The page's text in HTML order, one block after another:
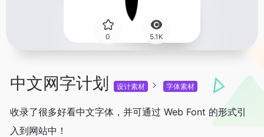
0 5.1K
中文网字计划 设计素材 字体素材
收录了很多好看中文字体，并可通过 Web Font 的形式引
入到网站中！